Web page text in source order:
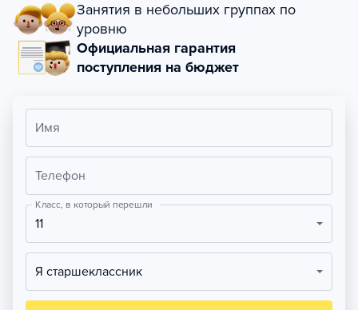
Занятия в небольших группах по
уровню
Официальная гарантия
поступления на бюджет
Имя
Телефон
Класс, в который перешли
11
Я старшеклассник